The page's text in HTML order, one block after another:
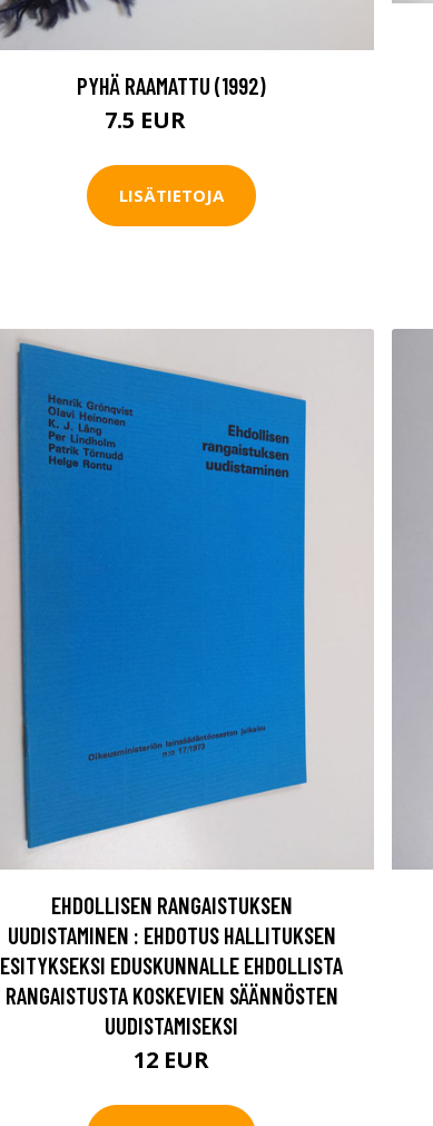
PYHÄ RAAMATTU (1992)
7.5 EUR
LISÄTIETOJA
EHDOLLISEN RANGAISTUKSEN
UUDISTAMINEN : EHDOTUS HALLITUKSEN
ESITYKSEKSI EDUSKUNNALLE EHDOLLISTA
RANGAISTUSTA KOSKEVIEN SÄÄNNÖSTEN
UUDISTAMISEKSI
12 EUR